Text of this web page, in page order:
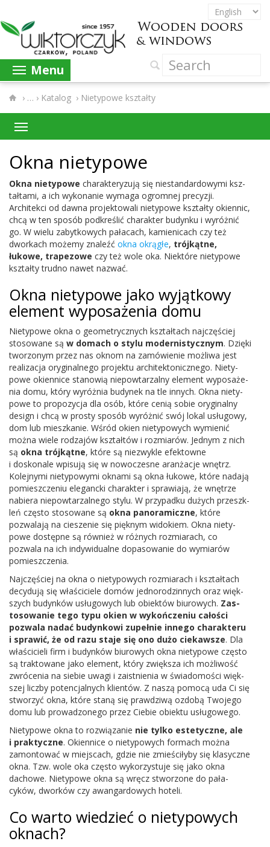
Menu
› Katalog › Nietypowe kształty
Okna niety­powe
Okna niety­powe charak­teryzują się nie­s­tandar­d­owymi ksz­
tał­tami, a ich wyko­nanie wymaga ogrom­nej pre­cyzji.
Architekci od dawna pro­jek­towali niety­powe ksz­tałty oki­en­nic,
chcą w ten sposób pod­kreślić charak­ter budynku i wyróżnić
go. W wielu zabytkowych pała­cach, kamieni­cach czy też
dworkach możemy znaleźć okna okrągłe, trójkątne,
łukowe, trape­zowe czy też wole oka. Niek­tóre niety­powe
ksz­tałty trudno nawet nazwać.
Okna niety­powe jako wyjątkowy
ele­ment wyposaże­nia domu
Niety­powe okna o geom­e­trycznych ksz­tał­tach najczęś­ciej
stosowane są w domach o stylu modernisty­cznym. Dzięki
twor­zonym przez nas oknom na zamówie­nie możliwa jest
real­iza­cja oryginal­nego pro­jektu architek­ton­icznego. Niety­
powe oki­en­nice stanowią niepow­tarzalny ele­ment wyposaże­
nia domu, który wyróż­nia budynek na tle innych. Okna niety­
powe to propozy­cja dla osób, które cenią sobie ory­gi­nalny
design i chcą w prosty sposób wyróżnić swój lokal usłu­gowy,
dom lub mieszkanie. Wśród okien niety­powych wymienić
można wiele rodza­jów ksz­tałtów i rozmi­arów. Jed­nym z nich
są okna trójkątne, które są niezwykle efek­towne
i doskonale wpisują się w nowoczesne aranżacje wnętrz.
Kole­jnymi niety­powymi oknami są okna łukowe, które nadają
pomieszcze­niu ele­gancki charak­ter i spraw­iają, że wnętrze
nabiera niepow­tarzal­nego stylu. W przy­padku dużych przeszk­
leń często stosowane są okna panoram­iczne, które
pozwalają na ciesze­nie się pięknym widok­iem. Okna niety­
powe dostępne są również w różnych rozmi­arach, co
pozwala na ich indy­wid­u­alne dopa­sowanie do wymi­arów
pomieszczenia.
Najczęś­ciej na okna o niety­powych rozmi­arach i ksz­tał­tach
decy­dują się właś­ci­ciele domów jed­norodzin­nych oraz więk­
szych budynków usłu­gowych lub obiek­tów biurowych. Zas­
tosowanie tego typu okien w wykończe­niu całości
pozwala nadać budynkowi zupełnie innego charak­teru
i sprawić, że od razu staje się ono dużo ciekawsze. Dla
właś­ci­cieli firm i budynków biurowych okna niety­powe często
są trak­towane jako ele­ment, który zwięk­sza ich możli­wość
zwróce­nia na siebie uwagi i zaist­nienia w świado­mości więk­
szej liczby potenc­jal­nych klien­tów. Z naszą pomocą uda Ci się
stworzyć okna, które staną się prawdziwą ozdobą Two­jego
domu lub prowad­zonego przez Ciebie obiektu usługowego.
Niety­powe okna to rozwiązanie nie tylko este­ty­czne, ale
i prak­ty­czne. Oki­en­nice o niety­powych for­mach można
zamon­tować w miejs­cach, gdzie nie zmieś­ciłyby się klasy­czne
okna. Tzw. wole oka często wyko­rzys­tuje się jako okna
dachowe. Niety­powe okna są wręcz stwor­zone do pała­
cyków, dworków czy awan­gar­dowych hoteli.
Co warto wiedzieć o niety­powych
oknach?